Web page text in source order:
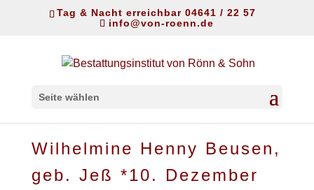
Tag & Nacht erreichbar 04641 / 22 57
info@von-roenn.de
Seite wählen
Wilhelmine Henny Beusen,
geb. Jeß *10. Dezember